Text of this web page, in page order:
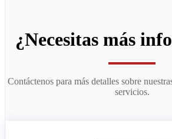
¿Necesitas más
Contáctenos para más detalles sobre
servicios.